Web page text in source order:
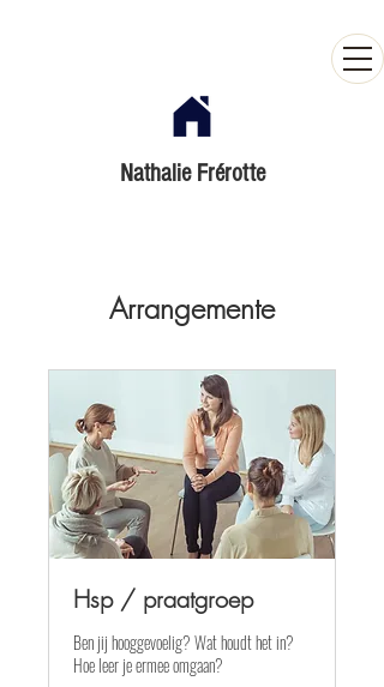
Nathalie Frérotte
Arrangemente
Hsp / praatgroep
Ben jij hooggevoelig? Wat houdt het in?
Hoe leer je ermee omgaan?